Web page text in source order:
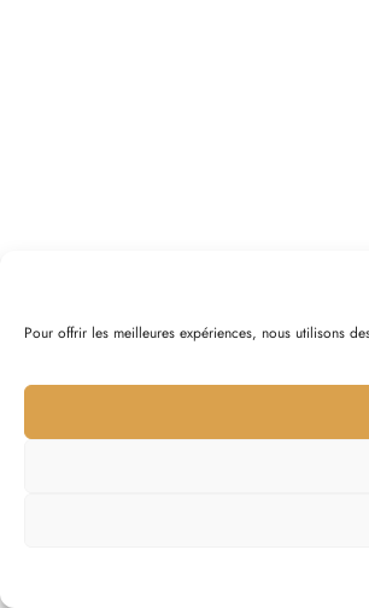
Pour offrir les meilleures expériences, nous utilisons